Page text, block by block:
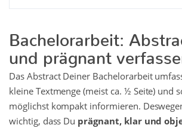
Bachelorarbeit:
und prägnant
Das Abstract Deiner Bachelorarbeit
kleine Textmenge (meist ca. ½ Seite) und
möglichst kompakt informieren.
wichtig, dass Du prägnant, klar und